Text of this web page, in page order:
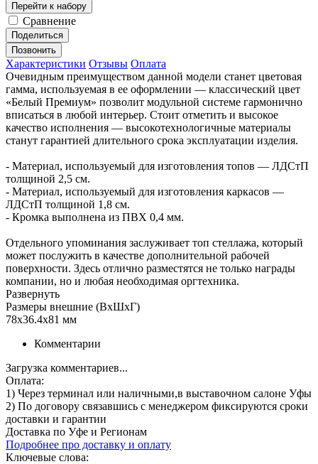
Перейти к набору
Сравнение
Поделиться
Позвонить
Характеристики Отзывы Оплата
Очевидным преимуществом данной модели станет цветовая
гамма, используемая в ее оформлении — классический цвет
«Белый Премиум» позволит модульной системе гармонично
вписаться в любой интерьер. Стоит отметить и высокое
качество исполнения — высокотехнологичные материалы
станут гарантией длительного срока эксплуатации изделия.
- Материал, используемый для изготовления топов — ЛДСтП
толщиной 2,5 см.
- Материал, используемый для изготовления каркасов —
ЛДСтП толщиной 1,8 см.
- Кромка выполнена из ПВХ 0,4 мм.
Отдельного упоминания заслуживает топ стеллажа, который
может послужить в качестве дополнительной рабочей
поверхности. Здесь отлично разместятся не только награды
компании, но и любая необходимая оргтехника.
Развернуть
Размеры внешние (ВхШхГ)
78x36.4x81 мм
Комментарии
Загрузка комментариев...
Оплата:
1) Через терминал или наличными,в выставочном салоне Уфы
2) По договору связавшись с менеджером фиксируются сроки
доставки и гарантии
Доставка по Уфе и Регионам
Подробнее про доставку и оплату
Ключевые слова: